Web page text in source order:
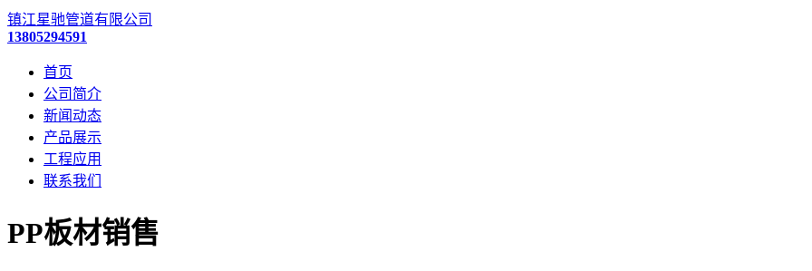
镇江星驰管道有限公司
13805294591
首页
公司简介
新闻动态
产品展示
工程应用
联系我们
PP板材销售